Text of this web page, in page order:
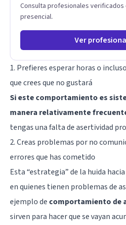
Consulta profesionales verificados
presencial.
Ver
1. Prefieres esperar horas o
que crees que no gustará
Si este comportamiento es
manera relativamente
tengas una falta de asertividad
2. Creas problemas por no
errores que has cometido
Esta “estrategia” de la huida
en quienes tienen problemas de
ejemplo de comportamiento de
sirven para hacer que se vayan